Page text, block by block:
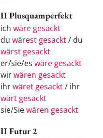
II Plusquamperfekt
ich wäre gesackt
du wärest gesackt/ du
wärst gesackt
er/sie/es wäre gesackt
wirwären gesackt
ihrwäret gesackt/ ihr
wärt gesackt
sie/Siewären gesackt
II Futur 2